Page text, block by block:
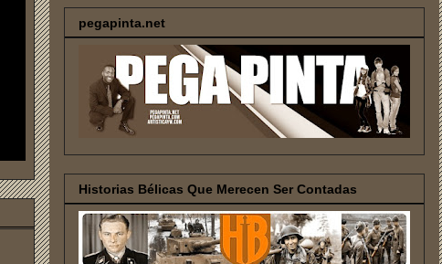
pegapinta.net
Historias Bélicas Que Merecen Ser Contadas